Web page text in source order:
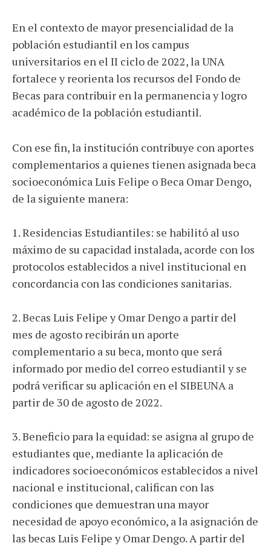
En el contexto de mayor presencialidad de la
población estudiantil en los campus
universitarios en el II ciclo de 2022, la UNA
fortalece y reorienta los recursos del Fondo de
Becas para contribuir en la permanencia y logro
académico de la población estudiantil.
Con ese fin, la institución contribuye con aportes
complementarios a quienes tienen asignada beca
socioeconómica Luis Felipe o Beca Omar Dengo,
de la siguiente manera:
1. Residencias Estudiantiles: se habilitó al uso
máximo de su capacidad instalada, acorde con los
protocolos establecidos a nivel institucional en
concordancia con las condiciones sanitarias.
2. Becas Luis Felipe y Omar Dengo a partir del
mes de agosto recibirán un aporte
complementario a su beca, monto que será
informado por medio del correo estudiantil y se
podrá verificar su aplicación en el SIBEUNA a
partir de 30 de agosto de 2022.
3. Beneficio para la equidad: se asigna al grupo de
estudiantes que, mediante la aplicación de
indicadores socioeconómicos establecidos a nivel
nacional e institucional, califican con las
condiciones que demuestran una mayor
necesidad de apoyo económico, a la asignación de
las becas Luis Felipe y Omar Dengo. A partir del